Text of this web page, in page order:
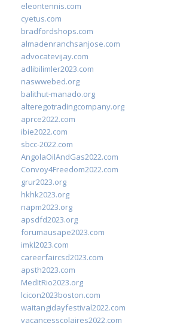
eleontennis.com
cyetus.com
bradfordshops.com
almadenranchsanjose.com
advocatevijay.com
adlibilimler2023.com
naswwebed.org
balithut-manado.org
alteregotradingcompany.org
aprce2022.com
ibie2022.com
sbcc-2022.com
AngolaOilAndGas2022.com
Convoy4Freedom2022.com
grur2023.org
hkhk2023.org
napm2023.org
apsdfd2023.org
forumausape2023.com
imkl2023.com
careerfaircsd2023.com
apsth2023.com
MedItRio2023.org
lcicon2023boston.com
waitangidayfestival2022.com
vacancesscolaires2022.com